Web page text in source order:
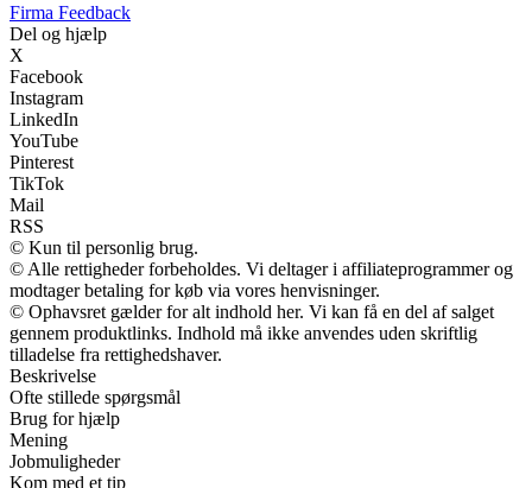
Firma Feedback
Del og hjælp
X
Facebook
Instagram
LinkedIn
YouTube
Pinterest
TikTok
Mail
RSS
© Kun til personlig brug.
© Alle rettigheder forbeholdes. Vi deltager i affiliateprogrammer og
modtager betaling for køb via vores henvisninger.
© Ophavsret gælder for alt indhold her. Vi kan få en del af salget
gennem produktlinks. Indhold må ikke anvendes uden skriftlig
tilladelse fra rettighedshaver.
Beskrivelse
Ofte stillede spørgsmål
Brug for hjælp
Mening
Jobmuligheder
Kom med et tip